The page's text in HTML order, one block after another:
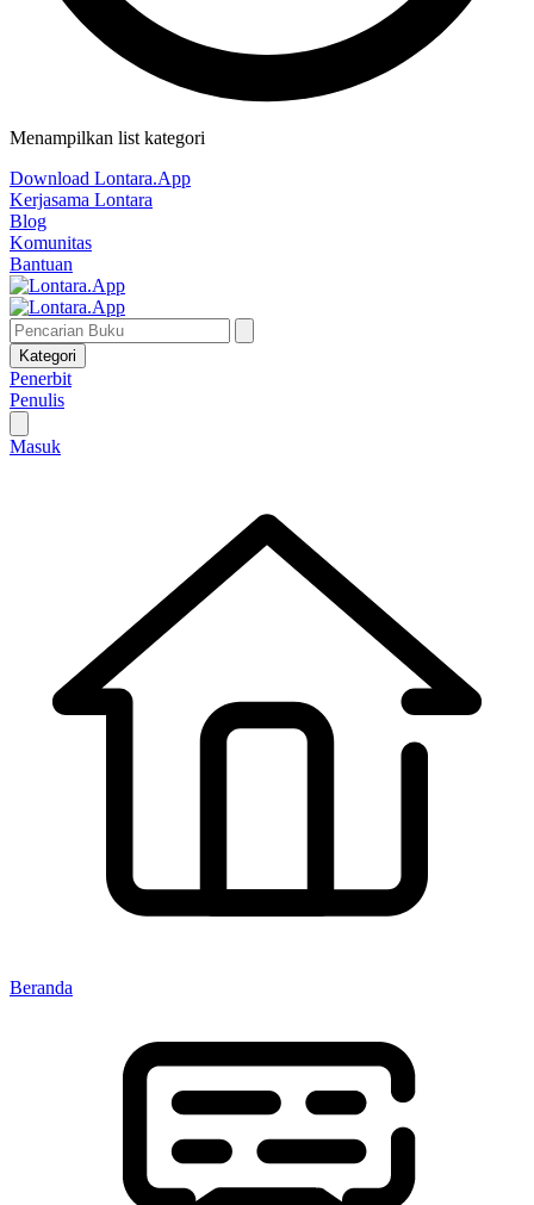
Menampilkan list kategori
Download Lontara.App
Kerjasama Lontara
Blog
Komunitas
Bantuan
Kategori
Penerbit
Penulis
Masuk
Beranda